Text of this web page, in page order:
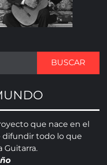
que nace en el
difundir todo lo que
Guitarra.